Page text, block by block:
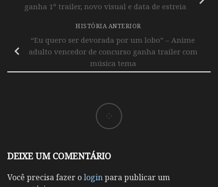
ganha 1º trailer, novo visual e data de estreia
HISTÓRIA ANTERIOR
“Eu quero ser devorada por um lobo” – Anime
adulto vencedor de concurso ganha trailer com
música tema
DEIXE UM COMENTÁRIO
Você precisa fazer ologinpara publicar um